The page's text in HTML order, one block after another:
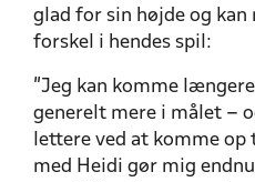
glad for sin højde og
forskel i hendes spil:
”Jeg kan komme
generelt mere i målet –
lettere ved at komme
med Heidi gør mig